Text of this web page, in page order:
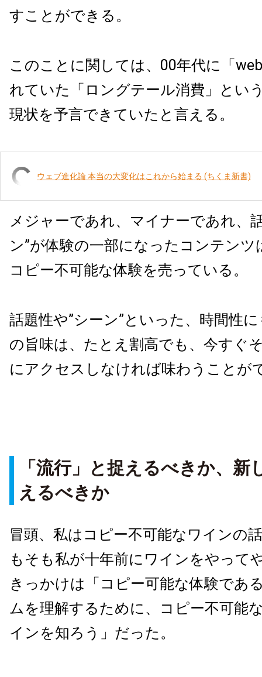
すことができる。
このことに関しては、00年代に「
れていた「ロングテール消費」とい
現状を予言できていたと言える。
ウェブ進化論 本当の大変化はこれから始まる (ちくま新書)
メジャーであれ、マイナーであれ、
ン”が体験の一部になったコンテンツ
コピー不可能な体験を売っている。
話題性や”シーン”といった、時間性
の旨味は、たとえ割高でも、今すぐ
にアクセスしなければ味わうことが
「流行」と捉えるべきか、新
えるべきか
冒頭、私はコピー不可能なワインの
もそも私が十年前にワインをやって
きっかけは「コピー可能な体験であ
ムを理解するために、コピー不可能
インを知ろう」だった。